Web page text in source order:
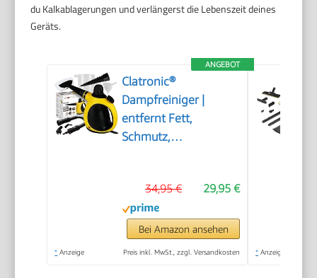
du Kalkablagerungen und verlängerst die Lebenszeit deines
Geräts.
ANGEBOT
Clatronic®
Dampfreiniger |
entfernt Fett,
Schmutz,
Polster | chemiefrei |
Steam Cleaner | 360°
Dampfdüse |
Handgerät mit 5 m
29,95 €
34,95 €
Bei Amazon ansehen
* Anzeige Preis inkl. MwSt., zzgl. Versandkosten * Anzeige